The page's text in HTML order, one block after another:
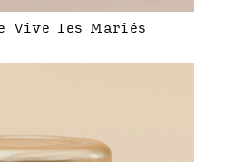
Vive les Mariés